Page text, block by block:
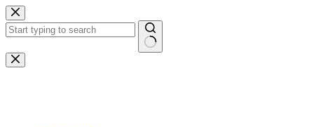
Zum
Inhalt
springen
Keine
Ergebnisse